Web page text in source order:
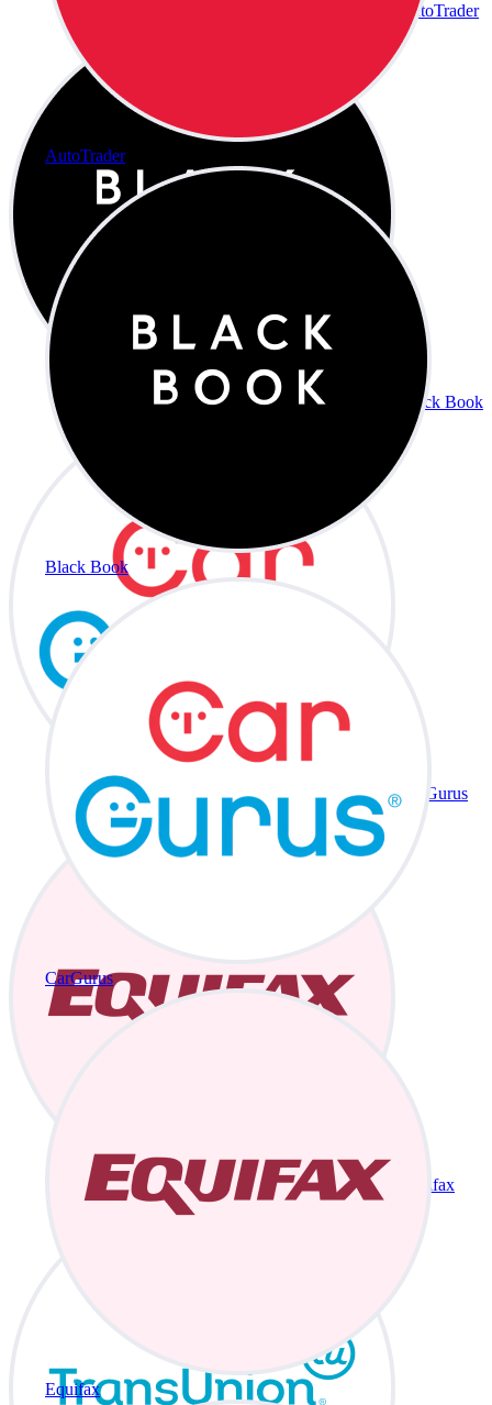
AutoTrader
Black Book
CarGurus
Equifax
AutoTrader
Black Book
CarGurus
Equifax